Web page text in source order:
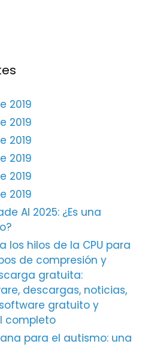
2019
2019
2019
2019
2019
2019
AI 2025: ¿Es una
los hilos de la CPU para
de compresión y
gratuita:
descargas, noticias,
gratuito y
completo
para el autismo: una